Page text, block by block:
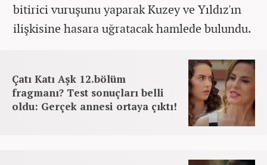
bitirici vuruşunu yaparak Kuzey ve Yıldız'ın
ilişkisine hasara uğratacak hamlede bulundu.
Çatı Katı Aşk 12.bölüm
fragmanı? Test sonuçları belli
oldu: Gerçek annesi ortaya çıktı!